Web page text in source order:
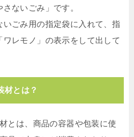
ないごみ」です。
いごみ用の指定袋に入れて、指
ワレモノ」の表示をして出して
材とは？
とは、商品の容器や包装に使